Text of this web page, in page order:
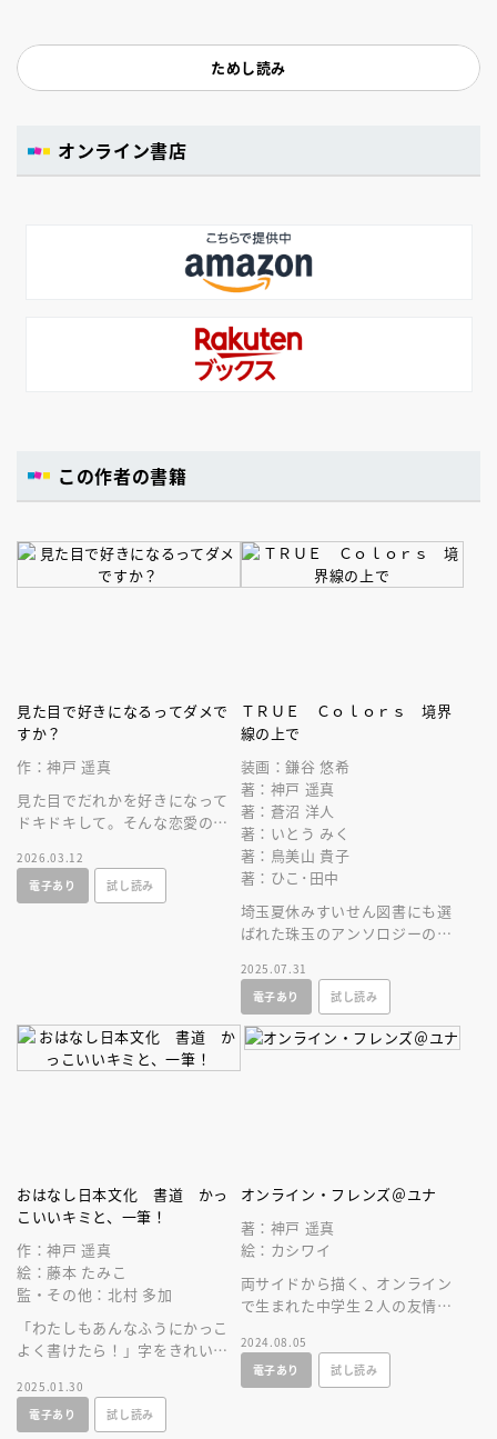
ためし読み
オンライン書店
この作者の書籍
見た目で好きになるってダメで
すか？
作：神戸 遥真
見た目でだれかを好きになって
ドキドキして。そんな恋愛のは
2026.03.12
電子あり
試し読み
ＴＲＵＥ Ｃｏｌｏｒｓ 境界
線の上で
装画：鎌谷 悠希
著：神戸 遥真
著：蒼沼 洋人
著：いとう みく
著：鳥美山 貴子
著：ひこ･田中
埼玉夏休みすいせん図書にも選
ばれた珠玉のアンソロジーの第
ダーの問題を児童文学作家が鋭
く描きます。
2025.07.31
電子あり
試し読み
おはなし日本文化 書道 かっ
こいいキミと、一筆！
作：神戸 遥真
絵：藤本 たみこ
監・その他：北村 多加
「わたしもあんなふうにかっこ
よく書けたら！」字をきれいに
書を見て書道のかっこよさに目
覚め・・・
2025.01.30
電子あり
試し読み
オンライン・フレンズ＠ユナ
著：神戸 遥真
絵：カシワイ
両サイドから描く、オンライン
で生まれた中学生２人の友情、
祉文化賞受賞作家最新作！
2024.08.05
電子あり
試し読み